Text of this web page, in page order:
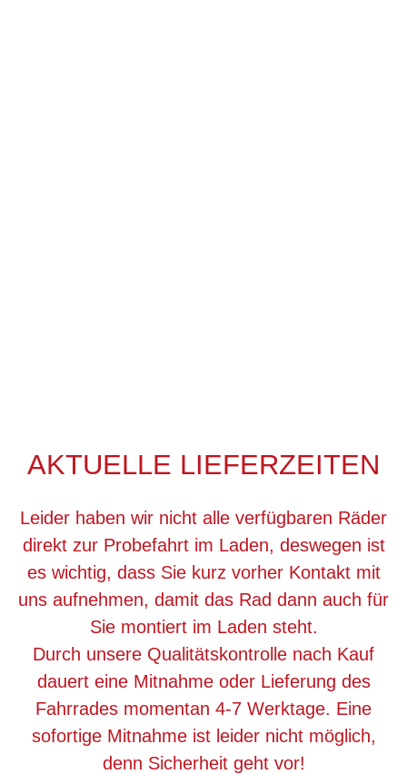
AKTUELLE LIEFERZEITEN
Leider haben wir nicht alle verfügbaren Räder
direkt zur Probefahrt im Laden, deswegen ist
es wichtig, dass Sie kurz vorher Kontakt mit
uns aufnehmen, damit das Rad dann auch für
Sie montiert im Laden steht.
Durch unsere Qualitätskontrolle nach Kauf
dauert eine Mitnahme oder Lieferung des
Fahrrades momentan 4-7 Werktage. Eine
sofortige Mitnahme ist leider nicht möglich,
denn Sicherheit geht vor!